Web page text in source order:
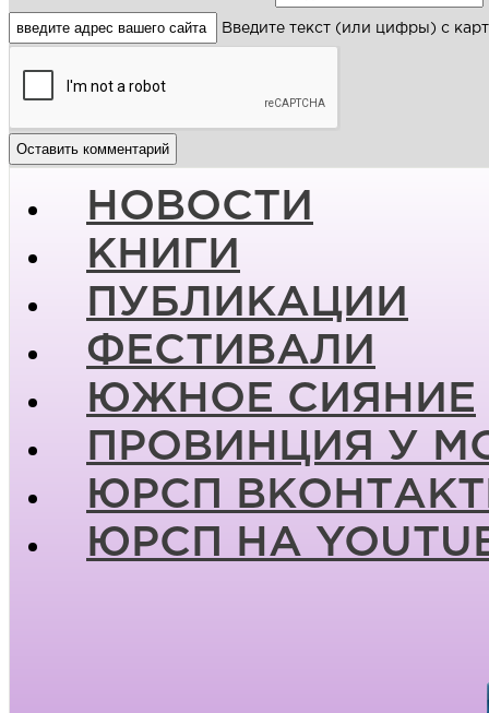
Введите текст (или цифры) с
НОВОСТИ
КНИГИ
ПУБЛИКАЦИИ
ФЕСТИВАЛИ
ЮЖНОЕ СИЯНИЕ
ПРОВИНЦИЯ У
ЮРСП
ЮРСП НА